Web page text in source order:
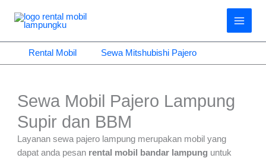
Rental Mobil Sewa Mitshubishi Pajero
Sewa Mobil Pajero Lampung
Supir dan BBM
Layanan sewa pajero lampung merupakan mobil yang
dapat anda pesan rental mobil bandar lampung untuk